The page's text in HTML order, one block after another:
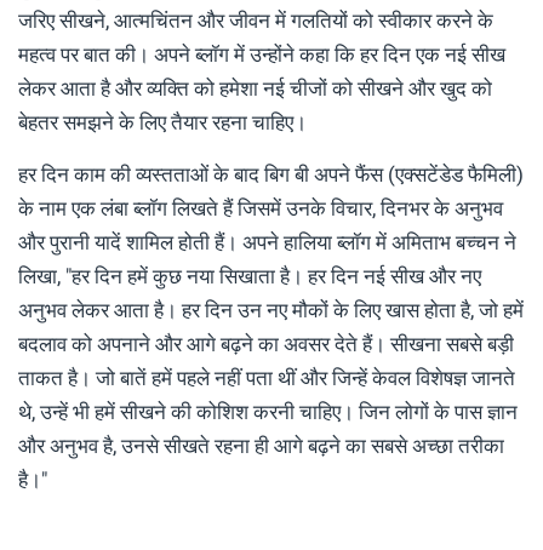
जरिए सीखने, आत्मचिंतन और जीवन में गलतियों को स्वीकार करने के
महत्व पर बात की। अपने ब्लॉग में उन्होंने कहा कि हर दिन एक नई सीख
लेकर आता है और व्यक्ति को हमेशा नई चीजों को सीखने और खुद को
बेहतर समझने के लिए तैयार रहना चाहिए।
हर दिन काम की व्यस्तताओं के बाद बिग बी अपने फैंस (एक्सटेंडेड फैमिली)
के नाम एक लंबा ब्लॉग लिखते हैं जिसमें उनके विचार, दिनभर के अनुभव
और पुरानी यादें शामिल होती हैं। अपने हालिया ब्लॉग में अमिताभ बच्चन ने
लिखा, "हर दिन हमें कुछ नया सिखाता है। हर दिन नई सीख और नए
अनुभव लेकर आता है। हर दिन उन नए मौकों के लिए खास होता है, जो हमें
बदलाव को अपनाने और आगे बढ़ने का अवसर देते हैं। सीखना सबसे बड़ी
ताकत है। जो बातें हमें पहले नहीं पता थीं और जिन्हें केवल विशेषज्ञ जानते
थे, उन्हें भी हमें सीखने की कोशिश करनी चाहिए। जिन लोगों के पास ज्ञान
और अनुभव है, उनसे सीखते रहना ही आगे बढ़ने का सबसे अच्छा तरीका
है।"